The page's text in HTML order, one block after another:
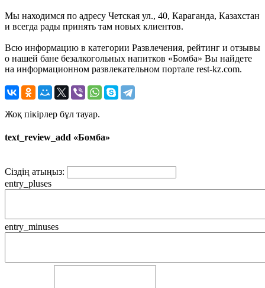
Мы находимся по адресу Четская ул., 40, Караганда, Казахстан
и всегда рады принять там новых клиентов.
Всю информацию в категории Развлечения, рейтинг и отзывы
о нашей бане безалкогольных напитков «Бомба» Вы найдете
на информационном развлекательном портале rest-kz.com.
Жоқ пікірлер бұл тауар.
text_review_add «Бомба»
Сіздің атыңыз:
entry_pluses
entry_minuses